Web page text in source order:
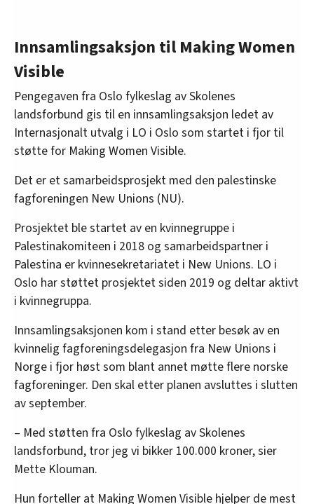
Innsamlingsaksjon til Making Women
Visible
Pengegaven fra Oslo fylkeslag av Skolenes
landsforbund gis til en innsamlingsaksjon ledet av
Internasjonalt utvalg i LO i Oslo som startet i fjor til
støtte for Making Women Visible.
Det er et samarbeidsprosjekt med den palestinske
fagforeningen New Unions (NU).
Prosjektet ble startet av en kvinnegruppe i
Palestinakomiteen i 2018 og samarbeidspartner i
Palestina er kvinnesekretariatet i New Unions. LO i
Oslo har støttet prosjektet siden 2019 og deltar aktivt
i kvinnegruppa.
Innsamlingsaksjonen kom i stand etter besøk av en
kvinnelig fagforeningsdelegasjon fra New Unions i
Norge i fjor høst som blant annet møtte flere norske
fagforeninger. Den skal etter planen avsluttes i slutten
av september.
– Med støtten fra Oslo fylkeslag av Skolenes
landsforbund, tror jeg vi bikker 100.000 kroner, sier
Mette Klouman.
Hun forteller at Making Women Visible hjelper de mest